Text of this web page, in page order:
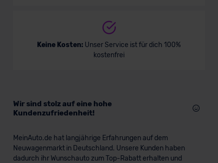
Jeep Renegade Plug-In-Hybrid
Keine Kosten: Unser Service ist für dich 100%
kostenfrei
Wir sind stolz auf eine hohe
Kundenzufriedenheit!
MeinAuto.de hat langjährige Erfahrungen auf dem
Neuwagenmarkt in Deutschland. Unsere Kunden haben
dadurch ihr Wunschauto zum Top-Rabatt erhalten und